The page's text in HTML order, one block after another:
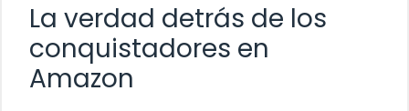
La verdad detrás de los
conquistadores en
Amazon